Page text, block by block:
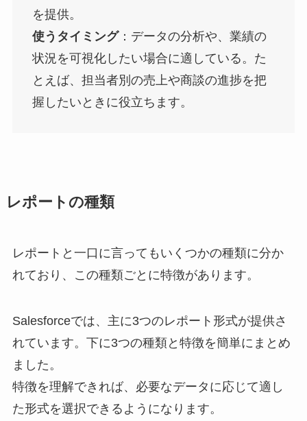
を提供。
使うタイミング：データの分析や、業績の
状況を可視化したい場合に適している。た
とえば、担当者別の売上や商談の進捗を把
握したいときに役立ちます​。
レポートの種類
レポートと一口に言ってもいくつかの種類に分か
れており、この種類ごとに特徴があります。
Salesforceでは、主に3つのレポート形式が提供さ
れています。下に3つの種類と特徴を簡単にまとめ
ました。
特徴を理解できれば、必要なデータに応じて適し
た形式を選択できるようになります。